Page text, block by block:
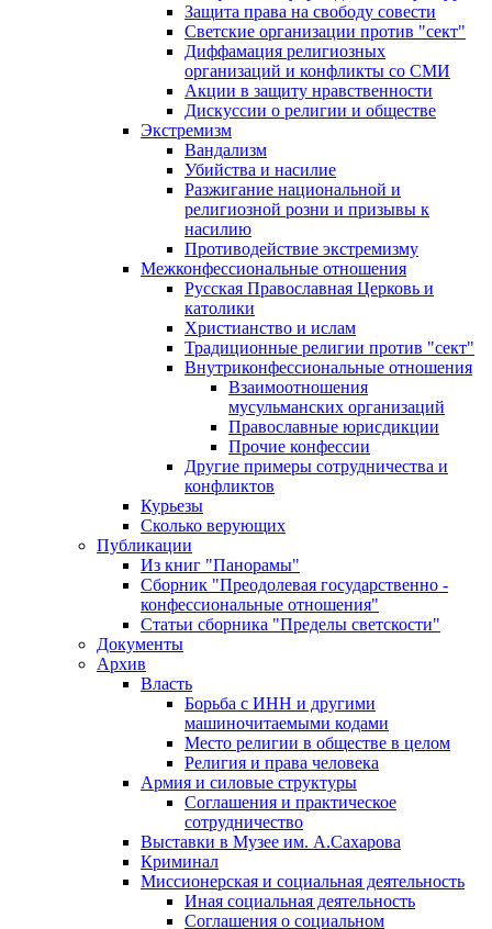
Защита права на свободу совести
Светские организации против "сект"
Диффамация религиозных
организаций и конфликты со СМИ
Акции в защиту нравственности
Дискуссии о религии и обществе
Экстремизм
Вандализм
Убийства и насилие
Разжигание национальной и
религиозной розни и призывы к
насилию
Противодействие экстремизму
Межконфессиональные отношения
Русская Православная Церковь и
католики
Христианство и ислам
Традиционные религии против "сект"
Внутриконфессиональные отношения
Взаимоотношения
мусульманских организаций
Православные юрисдикции
Прочие конфессии
Другие примеры сотрудничества и
конфликтов
Курьезы
Сколько верующих
Публикации
Из книг "Панорамы"
Сборник "Преодолевая государственно -
конфессиональные отношения"
Статьи сборника "Пределы светскости"
Документы
Архив
Власть
Борьба с ИНН и другими
машиночитаемыми кодами
Место религии в обществе в целом
Религия и права человека
Армия и силовые структуры
Соглашения и практическое
сотрудничество
Выставки в Музее им. А.Сахарова
Криминал
Миссионерская и социальная деятельность
Иная социальная деятельность
Соглашения о социальном